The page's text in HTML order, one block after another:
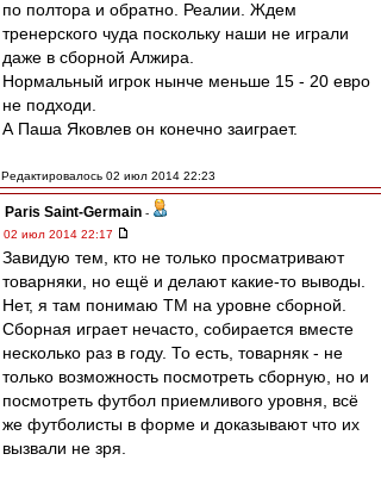
по полтора и обратно. Реалии. Ждем
тренерского чуда поскольку наши не играли
даже в сборной Алжира.
Нормальный игрок нынче меньше 15 - 20 евро
не подходи.
А Паша Яковлев он конечно заиграет.
Редактировалось 02 июл 2014 22:23
Paris Saint-Germain -
02 июл 2014 22:17
Завидую тем, кто не только просматривают
товарняки, но ещё и делают какие-то выводы.
Нет, я там понимаю ТМ на уровне сборной.
Сборная играет нечасто, собирается вместе
несколько раз в году. То есть, товарняк - не
только возможность посмотреть сборную, но и
посмотреть футбол приемливого уровня, всё
же футболисты в форме и доказывают что их
вызвали не зря.